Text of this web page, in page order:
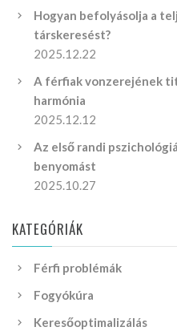
Hogyan befolyásolja a
társkeresést?
2025.12.22
A férfiak vonzerejének
harmónia
2025.12.12
Az első randi
benyomást
2025.10.27
KATEGÓRIÁK
Férfi problémák
Fogyókúra
Keresőoptimalizálás